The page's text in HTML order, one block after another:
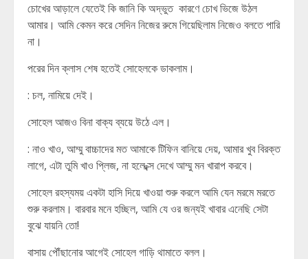
চোখের আড়ালে যেতেই কি জানি কি অদ্ভুত কারণে চোখ ভিজে উঠল
আমার। আমি কেমন করে সেদিন নিজের রুমে গিয়েছিলাম নিজেও বলতে পারি
না।
পরের দিন ক্লাস শেষ হতেই সোহেলকে ডাকলাম।
: চল, নামিয়ে দেই।
সোহেল আজও বিনা বাক্য ব্যয়ে উঠে এল।
: নাও খাও, আম্মু বাচ্চাদের মত আমাকে টিফিন বানিয়ে দেয়, আমার খুব বিরক্ত
লাগে, এটা তুমি খাও প্লিজ, না হলে ব্ক্স দেখে আম্মু মন খারাপ করবে।
সোহেল রহস্যময় একটা হাসি দিয়ে খাওয়া শুরু করলে আমি যেন মরমে মরতে
শুরু করলাম। বারবার মনে হচ্ছিল, আমি যে ওর জন্যই খাবার এনেছি সেটা
বুঝে যায়নি তো!
বাসায় পৌঁছানোর আগেই সোহেল গাড়ি থামাতে বলল।